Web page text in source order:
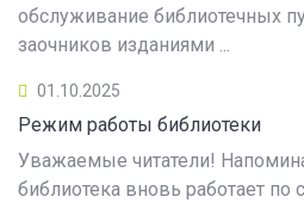
обслуживание библиотечных
заочников изданиями ...
01.10.2025
Режим работы библиотеки
Уважаемые читатели!
библиотека вновь работает